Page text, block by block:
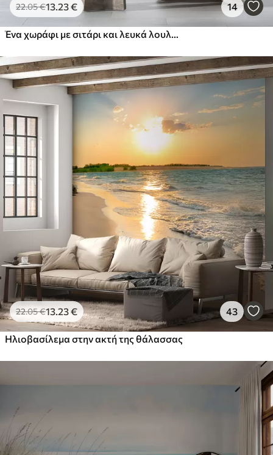
22.05€13.23€ 14
Ένα χωράφι με σιτάρι και λευκά λουλούδια σε πρώτο πλάνο, μια παραλία και ο ωκεανός στο φόντο, ουδέτερα παστέλ απαλά χρώματα
22.05€13.23€ 43
Ηλιοβασίλεμα στην ακτή της θάλασσας